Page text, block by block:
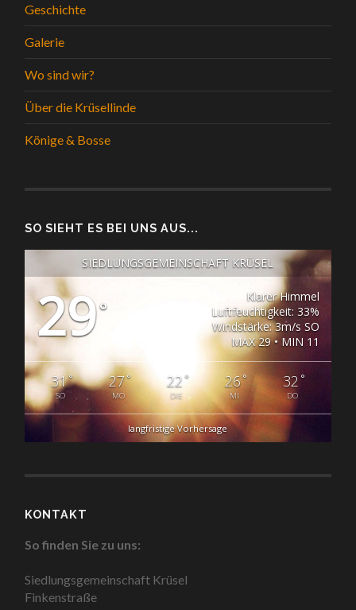
Geschichte
Galerie
Wo sind wir?
Über die Krüsellinde
Könige & Bosse
SO SIEHT ES BEI UNS AUS...
SIEDLUNGSGEMEINSCHAFT KRÜSEL
29°
Klarer Himmel
Luftfeuchtigkeit: 33%
Windstärke: 3m/s SO
MAX 29 • MIN 11
31°
SO
27°
MO
22 °
DIE
26°
MI
32 °
DO
langfristige Vorhersage
KONTAKT
So finden Sie zu uns:
Siedlungsgemeinschaft Krüsel
Finkenstraße